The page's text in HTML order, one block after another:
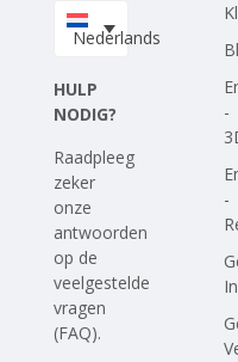
Upload je eigen
Nederlands
HULP
NODIG?
Raadpleeg
zeker
onze
antwoorden
op de
veelgestelde
vragen
(FAQ).
-
-